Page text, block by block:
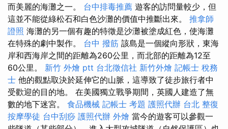
而美麗的海灘之一。 台中排毒推薦 遊客的訪問量較少，但
這並不能從綠松石和白色沙灘的價值中推斷出來。 推拿師
證照 海灘的另一個有趣的特徵是沙灘被塗成紅色，使海灘
在特殊的劇中製作。 台中 撥筋 該島是一個縱向形狀，東海
岸和西海岸之間的距離為260公里，而北部的距離為12至
60公里。 新竹 外燴 ptt 台北徵信社 新竹外燴 記帳士 稅務
士 他的觀點取決於延伸它的山脈，這導致了徒步旅行者中
受歡迎的目的地。 在美國獨立戰爭期間，英國人建造了無
數的地下迷宮。 食品機械 記帳士 考題 護照代辦 台北 整復
按摩學徒 台中刮痧 護照代辦 外燴 當今的遊客可以參觀一